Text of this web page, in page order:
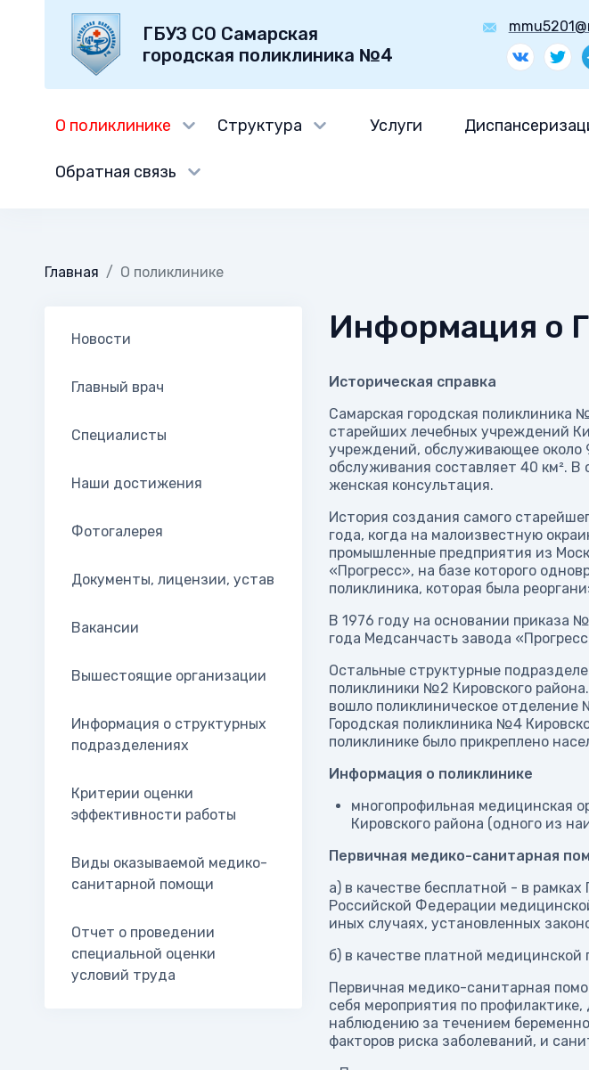
ГБУЗ СО Самарская
городская поликлиника №4
О поликлинике Структура Услуги
Обратная связь
Главная О поликлинике
Новости
Главный врач
Специалисты
Наши достижения
Фотогалерея
Документы, лицензии, устав
Вакансии
Вышестоящие организации
Информация о структурных
подразделениях
Критерии оценки
эффективности работы
Виды оказываемой медико-
санитарной помощи
Отчет о проведении
специальной оценки
условий труда
Информация о
Историческая справка
Самарская городская поликлиника
старейших лечебных учреждений
учреждений, обслуживающее около
обслуживания составляет 40 км². В
женская консультация.
История создания самого
года, когда на малоизвестную
промышленные предприятия из
«Прогресс», на базе которого
поликлиника, которая была
В 1976 году на основании приказа
года Медсанчасть завода
Остальные структурные
поликлиники №2 Кировского
вошло поликлиническое
Городская поликлиника №4
поликлинике было прикреплено
Информация о поликлинике
многопрофильная медицинская
Кировского района (одного из
Первичная медико-санитарная
а) в качестве бесплатной - в
Российской Федерации
иных случаях, установленных
б) в качестве платной
Первичная медико-санитарная
себя мероприятия по
наблюдению за течением
факторов риска заболеваний, и